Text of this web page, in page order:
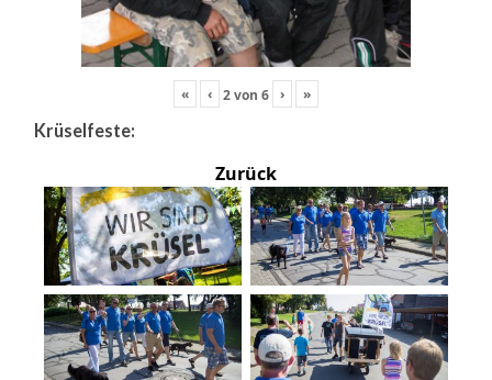
« ‹ 2von 6 › »
Krüselfeste:
Zurück